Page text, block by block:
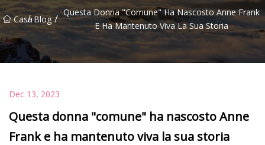
Casa
/ Blog / Questa Donna "comune" Ha Nascosto Anne Frank
E Ha Mantenuto Viva La Sua Storia
Dec 13, 2023
Questa donna "comune" ha nascosto Anne
Frank e ha mantenuto viva la sua storia